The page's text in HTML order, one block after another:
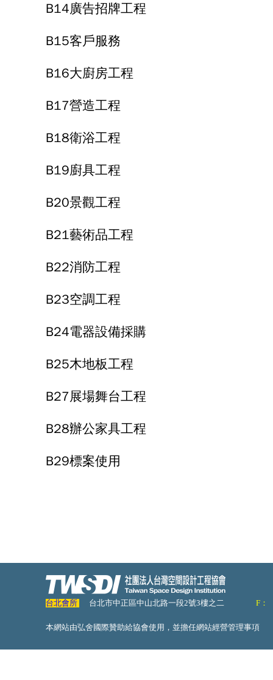
B14廣告招牌工程
B15客戶服務
B16大廚房工程
B17營造工程
B18衛浴工程
B19廚具工程
B20景觀工程
B21藝術品工程
B22消防工程
B23空調工程
B24電器設備採購
B25木地板工程
B27展場舞台工程
B28辦公家具工程
B29標案使用
台北會所 台北市中正區中山北路一段2號3樓之二 F：
本網站由弘舍國際贊助給協會使用，並擔任網站經營管理事項